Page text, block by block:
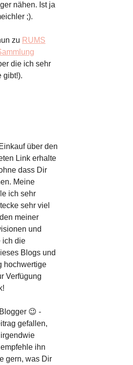
nähen. Ist ja
;).
zu RUMS
die ich sehr
gibt!).
über den
Link erhalte
dass Dir
Meine
ich sehr
sehr viel
meiner
und
ich die
Blogs und
hochwertige
Verfügung
😉 -
gefallen,
ihn
gern, was Dir